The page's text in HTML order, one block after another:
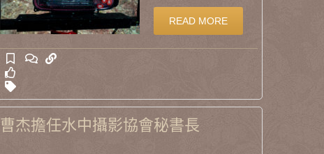
READ MORE
曹杰擔任水中攝影協會秘書長